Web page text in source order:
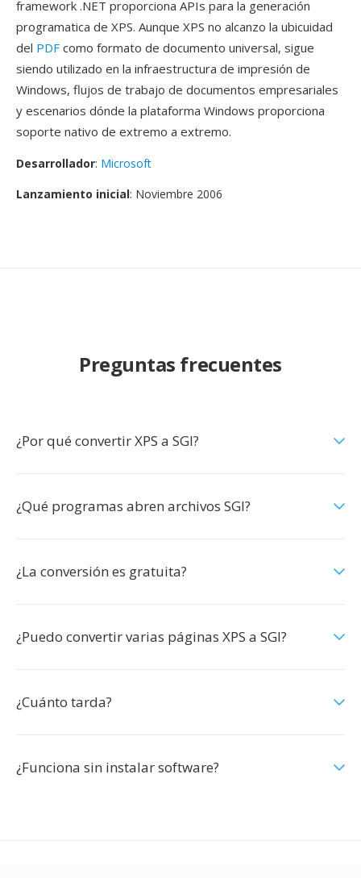
framework .NET proporciona APIs para la generación
programatica de XPS. Aunque XPS no alcanzo la ubicuidad
del PDF como formato de documento universal, sigue
siendo utilizado en la infraestructura de impresión de
Windows, flujos de trabajo de documentos empresariales
y escenarios dónde la plataforma Windows proporciona
soporte nativo de extremo a extremo.
Desarrollador: Microsoft
Lanzamiento inicial: Noviembre 2006
Preguntas frecuentes
¿Por qué convertir XPS a SGI?
¿Qué programas abren archivos SGI?
¿La conversión es gratuita?
¿Puedo convertir varias páginas XPS a SGI?
¿Cuánto tarda?
¿Funciona sin instalar software?